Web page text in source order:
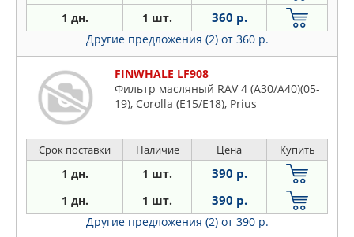
1 дн. 1 шт. 360 р.
Другие предложения (2) от 360 р.
FINWHALE LF908
Фильтр масляный RAV 4 (A30/A40)(05-
19), Corolla (E15/E18), Prius
Срок поставки Наличие Цена Купить
1 дн. 1 шт. 390 р.
1 дн. 1 шт. 390 р.
Другие предложения (2) от 390 р.